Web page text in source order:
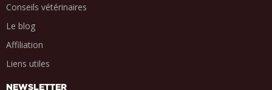
Conseils vétérinaires
Le blog
Affiliation
Liens utiles
NEWSLETTER